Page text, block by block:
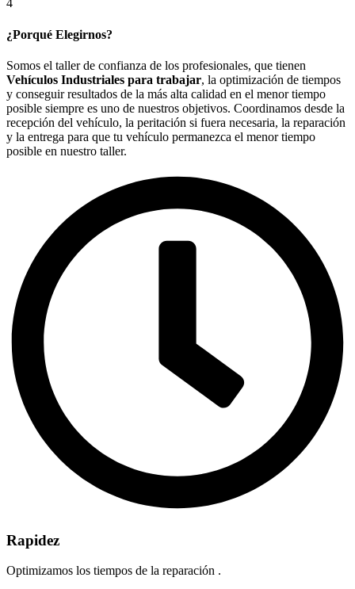
4
¿Porqué Elegirnos?
Somos el taller de confianza de los profesionales, que tienen
Vehículos Industriales para trabajar, la optimización de tiempos
y conseguir resultados de la más alta calidad en el menor tiempo
posible siempre es uno de nuestros objetivos. Coordinamos desde la
recepción del vehículo, la peritación si fuera necesaria, la reparación
y la entrega para que tu vehículo permanezca el menor tiempo
posible en nuestro taller.
Rapidez
Optimizamos los tiempos de la reparación .